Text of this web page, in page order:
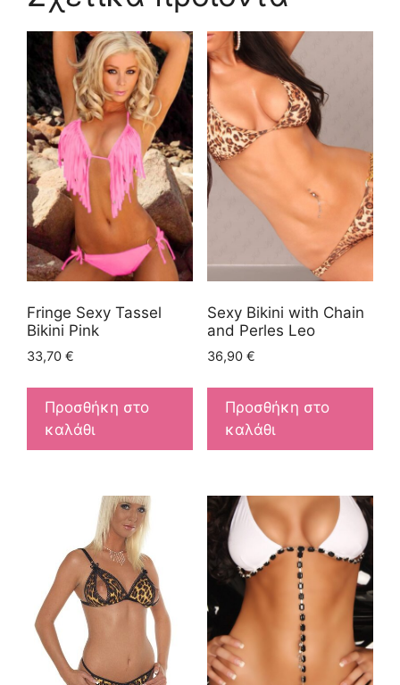
Fringe Sexy Tassel
Bikini Pink
33,70 €
Προσθήκη στο
καλάθι
Sexy Bikini with Chain
and Perles Leo
36,90 €
Προσθήκη στο
καλάθι